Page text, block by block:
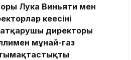
Лука Виньяти мен
кеңесінің
атқарушы директоры
мұнай-газ